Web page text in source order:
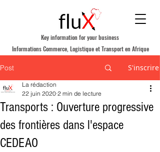
Informations Commerce, Logistique et Transport en Afrique
Key information for your business
Post S'inscrire
Transports : Ouverture progressive
des frontières dans l'espace
CEDEAO
La rédaction
22 juin 2020 2 min de lecture